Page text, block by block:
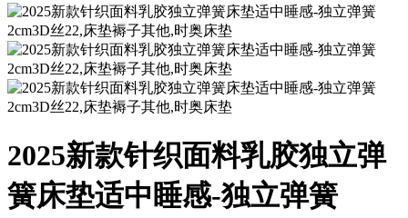
2025新款针织面料乳胶独立弹
簧床垫适中睡感-独立弹簧